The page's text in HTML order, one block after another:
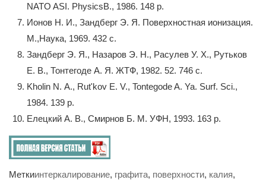
NATO ASI. PhysicsB., 1986. 148 p.
Ионов Н. И., Зандберг Э. Я. Поверхностная ионизация.
М.,Наука, 1969. 432 с.
Зандберг Э. Я., Назаров Э. Н., Расулев У. Х., Рутьков
Е. В., Тонтегоде А. Я. ЖТФ, 1982. 52. 746 с.
Kholin N. A., Rut'kov E. V., Tontegode A. Ya. Surf. Sci.,
1984. 139 p.
Елецкий А. В., Смирнов Б. М. УФН, 1993. 163 p.
Меткиинтеркалирование, графита, поверхности, калия,